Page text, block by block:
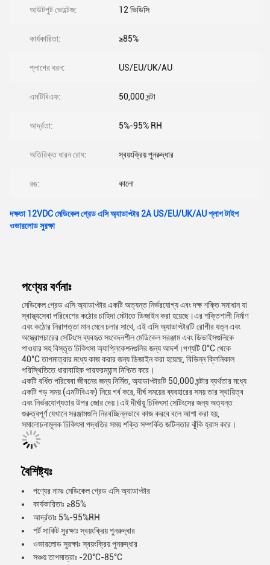
আউটপুট ভোল্টেজ: 12 ভিডিসি
কার্যকারিতা: ≥85%
প্লাগের ধরন: US/EU/UK/AU
এমটিবিএফ: 50,000 ঘন্টা
আর্দ্রতা: 5%-95% RH
অতিরিক্ত ধারন রোধ: স্বয়ংক্রিয় পুনরুদ্ধার
রঙ: কালো
দক্ষতা 12VDC মেডিকেল গ্রেড এসি অ্যাডাপ্টার 2A US/EU/UK/AU প্লাগ টাইপ
ওভারলোড সুরক্ষা
পণ্যের বর্ণনাঃ
মেডিকেল গ্রেড এসি অ্যাডাপ্টার একটি অত্যন্ত নির্ভরযোগ্য এবং দক্ষ শক্তি সমাধান যা
স্বাস্থ্যসেবা পরিবেশের কঠোর চাহিদা মেটাতে ডিজাইন করা হয়েছে।এর শক্তিশালী নির্মাণ
এবং কঠোর নিরাপত্তা মান মেনে চলার সাথে, এই এসি অ্যাডাপ্টারটি রোগীর যত্ন এবং
অস্ত্রোপচারের সেটিংসে ব্যবহৃত সংবেদনশীল মেডিকেল সরঞ্জাম এবং ডিভাইসগুলিকে
পাওয়ার সহ বিস্তৃত চিকিৎসা অ্যাপ্লিকেশনগুলির জন্য আদর্শ।পণ্যটি 0°C থেকে
40°C তাপমাত্রার মধ্যে কাজ করার জন্য ডিজাইন করা হয়েছে, বিভিন্ন ক্লিনিকাল
পরিস্থিতিতে ধারাবাহিক পারফরম্যান্স নিশ্চিত করে।
একটি বর্ধিত পরিষেবা জীবনের জন্য নির্মিত, অ্যাডাপ্টারটি 50,000 ঘন্টার ব্যর্থতার মধ্যে
একটি গড় সময় (এমটিবিএফ) নিয়ে গর্ব করে, দীর্ঘ সময়ের ব্যবহারের সময় তার স্থায়িত্ব
এবং নির্ভরযোগ্যতার উপর জোর দেয়।এই দীর্ঘায়ু চিকিৎসা সেটিংসের জন্য অত্যন্ত
গুরুত্বপূর্ণ যেখানে সরঞ্জামগুলি নিরবচ্ছিন্নভাবে কাজ করবে বলে আশা করা হয়,
সমালোচনামূলক চিকিৎসা পদ্ধতির সময় শক্তি সম্পর্কিত জটিলতার ঝুঁকি হ্রাস করে।
বৈশিষ্ট্যঃ
পণ্যের নামঃ মেডিকেল গ্রেড এসি অ্যাডাপ্টার
কার্যকারিতাঃ ≥85%
আর্দ্রতাঃ 5%-95%RH
শর্ট সার্কিট সুরক্ষাঃ স্বয়ংক্রিয় পুনরুদ্ধার
ওভারলোড সুরক্ষাঃ স্বয়ংক্রিয় পুনরুদ্ধার
সঞ্চয় তাপমাত্রাঃ -20°C-85°C